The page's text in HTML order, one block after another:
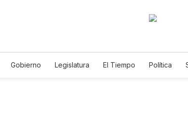
Gobierno Legislatura El Tiempo Política